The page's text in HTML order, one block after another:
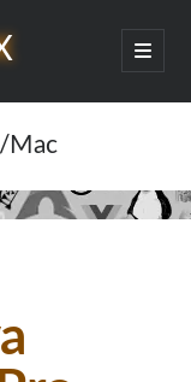
abrir
menú
Mac